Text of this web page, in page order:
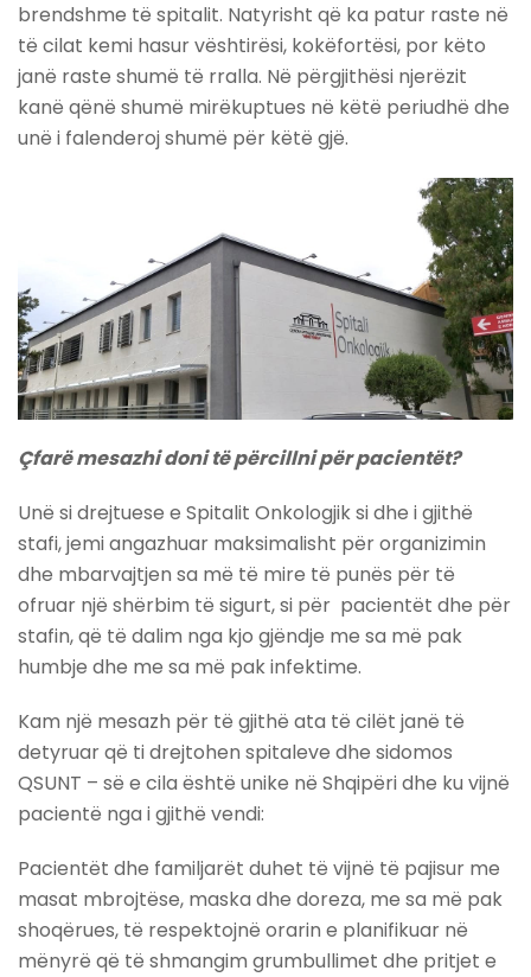
brendshme të spitalit. Natyrisht që ka patur raste në
të cilat kemi hasur vështirësi, kokëfortësi, por këto
janë raste shumë të rralla. Në përgjithësi njerëzit
kanë qënë shumë mirëkuptues në këtë periudhë dhe
unë i falenderoj shumë për këtë gjë.
Çfarë mesazhi doni të përcillni për pacientët?
Unë si drejtuese e Spitalit Onkologjik si dhe i gjithë
stafi, jemi angazhuar maksimalisht për organizimin
dhe mbarvajtjen sa më të mire të punës për të
ofruar një shërbim të sigurt, si për pacientët dhe për
stafin, që të dalim nga kjo gjëndje me sa më pak
humbje dhe me sa më pak infektime.
Kam një mesazh për të gjithë ata të cilët janë të
detyruar që ti drejtohen spitaleve dhe sidomos
QSUNT – së e cila është unike në Shqipëri dhe ku vijnë
pacientë nga i gjithë vendi:
Pacientët dhe familjarët duhet të vijnë të pajisur me
masat mbrojtëse, maska dhe doreza, me sa më pak
shoqërues, të respektojnë orarin e planifikuar në
mënyrë që të shmangim grumbullimet dhe pritjet e